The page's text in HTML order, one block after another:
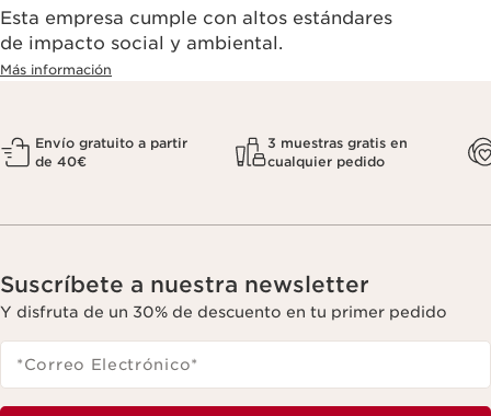
Esta empresa cumple con altos estándares
de impacto social y ambiental.
Más información
Envío gratuito a partir
de 40€
3 muestras gratis en
cualquier pedido
Suscríbete a nuestra newsletter
Y disfruta de un 30% de descuento en tu primer pedido
*Correo Electrónico*